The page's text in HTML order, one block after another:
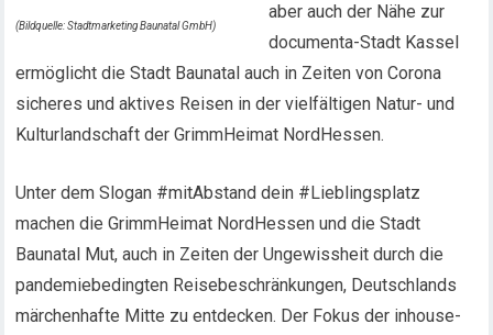
(Bildquelle: Stadtmarketing Baunatal GmbH)
aber auch der Nähe zur
documenta-Stadt Kassel
ermöglicht die Stadt Baunatal auch in Zeiten von Corona
sicheres und aktives Reisen in der vielfältigen Natur- und
Kulturlandschaft der GrimmHeimat NordHessen.
Unter dem Slogan #mitAbstand dein #Lieblingsplatz
machen die GrimmHeimat NordHessen und die Stadt
Baunatal Mut, auch in Zeiten der Ungewissheit durch die
pandemiebedingten Reisebeschränkungen, Deutschlands
märchenhafte Mitte zu entdecken. Der Fokus der inhouse-